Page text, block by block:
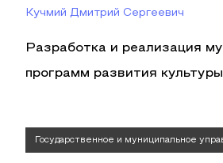
Кучмий Дмитрий Сергеевич
Разработка и реализация
программ развития культуры
Государственное и муниципальное